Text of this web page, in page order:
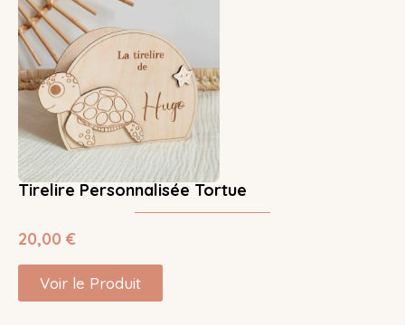
Tirelire Personnalisée Tortue
20,00 €
Voir le Produit